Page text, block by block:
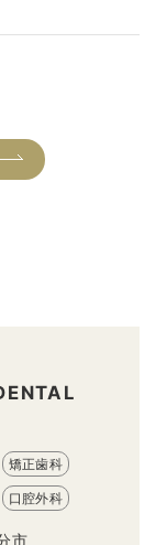
矯正歯科
口腔外科
市